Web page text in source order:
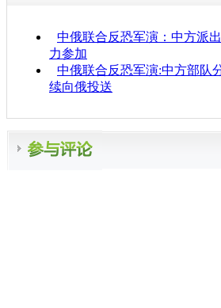
中俄联合反恐军演：中方派
力参加
中俄联合反恐军演:中方部队
续向俄投送